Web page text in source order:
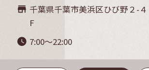
store_mall_directory 千葉県千葉市美浜区ひび野２-
F
watch_later 7:00～22:00